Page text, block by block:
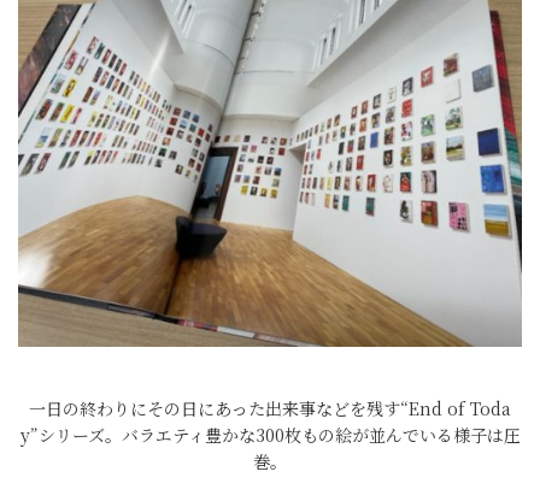
一日の終わりにその日にあった出来事などを残す“End of Toda
y”シリーズ。バラエティ豊かな300枚もの絵が並んでいる様子は圧
巻。